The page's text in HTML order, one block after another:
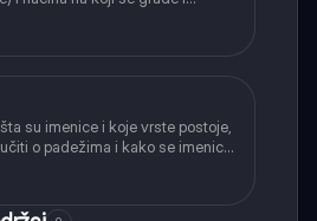
su imenice i koje vrste postoje,
o padežima i kako se imenice
svoju ulogu u rečenici.